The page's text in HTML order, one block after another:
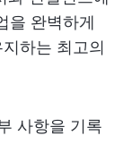
을 완벽하게
하는 최고의
사항을 기록